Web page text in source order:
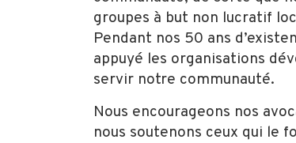
groupes à but non lucratif
Pendant nos 50 ans
appuyé les organisations
servir notre communauté.
Nous encourageons nos
nous soutenons ceux qui le